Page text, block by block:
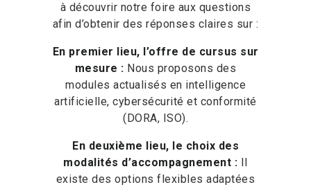
à découvrir notre foire aux questions
afin d’obtenir des réponses claires sur :
En premier lieu, l’offre de cursus sur
mesure : Nous proposons des
modules actualisés en intelligence
artificielle, cybersécurité et conformité
(DORA, ISO).
En deuxième lieu, le choix des
modalités d’accompagnement :
existe des options flexibles adaptées